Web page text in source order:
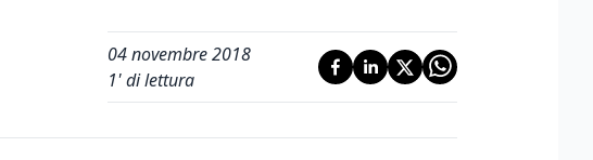
04 novembre 2018
1' di lettura